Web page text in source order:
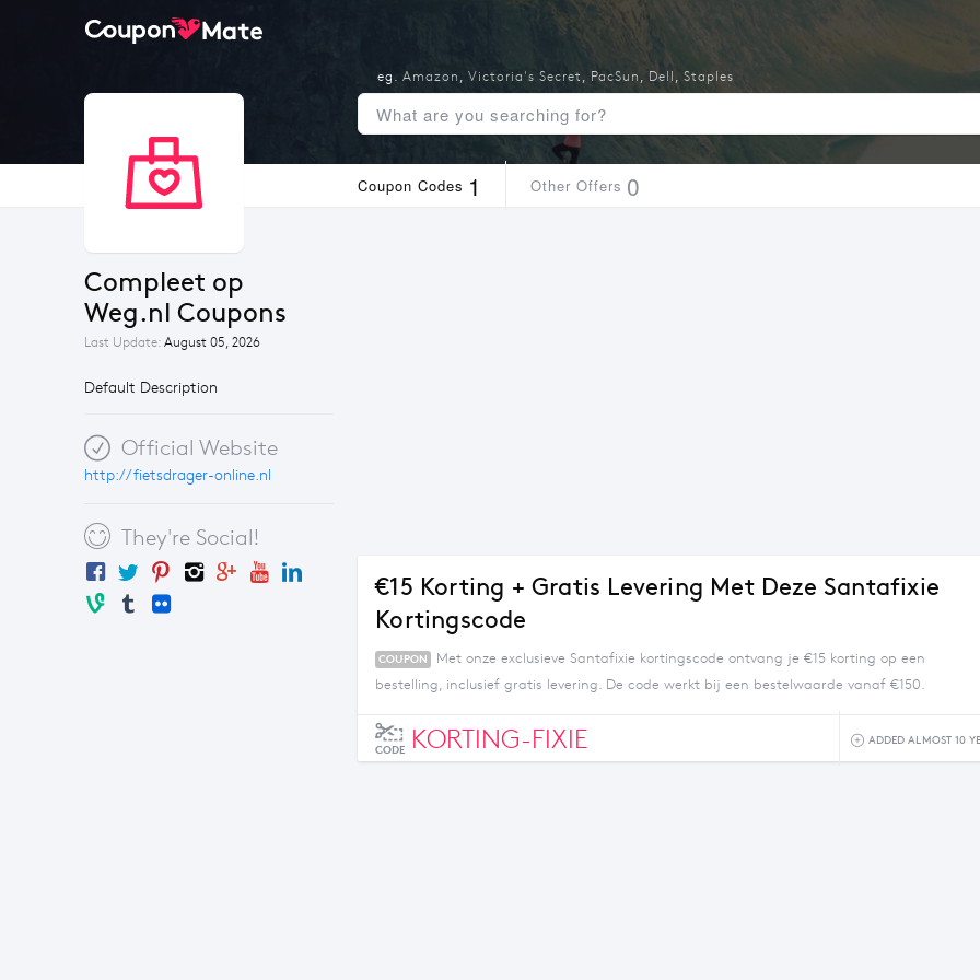
Coupon Codes 1 Other Offers 0
Compleet op
Weg.nl Coupons
Last Update: August 05, 2026
Default Description
Official Website
http://fietsdrager-online.nl
They're Social!
eg. Amazon , Victoria's Secret, PacSun , Dell , Staples
€15 Korting + Gratis Levering Met Deze Santafixie
Kortingscode
COUPON
Met onze exclusieve Santafixie kortingscode ontvang je €15 korting op een
bestelling, inclusief gratis levering. De code werkt bij een bestelwaarde vanaf €150.
CODE KORTING-FIXIE ADDED ALMOST 10